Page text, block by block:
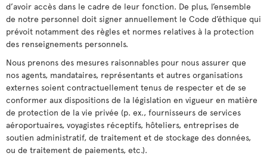
d’avoir accès dans le cadre de leur fonction. De plus, l’ensemble
de notre personnel doit signer annuellement le Code d’éthique qui
prévoit notamment des règles et normes relatives à la protection
des renseignements personnels.
Nous prenons des mesures raisonnables pour nous assurer que
nos agents, mandataires, représentants et autres organisations
externes soient contractuellement tenus de respecter et de se
conformer aux dispositions de la législation en vigueur en matière
de protection de la vie privée (p. ex., fournisseurs de services
aéroportuaires, voyagistes réceptifs, hôteliers, entreprises de
soutien administratif, de traitement et de stockage des données,
ou de traitement de paiements, etc.).